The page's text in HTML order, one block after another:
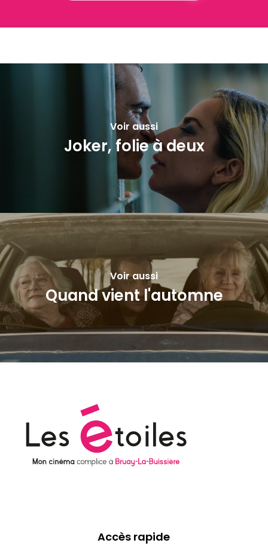
Voir aussi
Joker, folie à deux
Voir aussi
Quand vient l'automne
Accès rapide